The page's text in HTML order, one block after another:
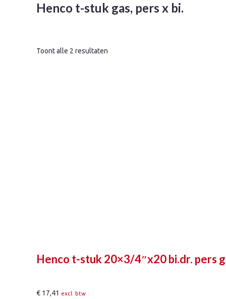
Henco t-stuk gas, pers x bi.
Toont alle 2 resultaten
Henco t-stuk 20×3/4″x20 bi.dr. pers
€ 17,41 excl. btw